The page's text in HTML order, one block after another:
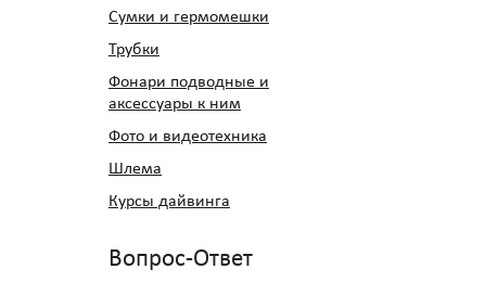
Сумки и гермомешки
Трубки
Фонари подводные и
аксессуары к ним
Фото и видеотехника
Шлема
Курсы дайвинга
Вопрос-Ответ